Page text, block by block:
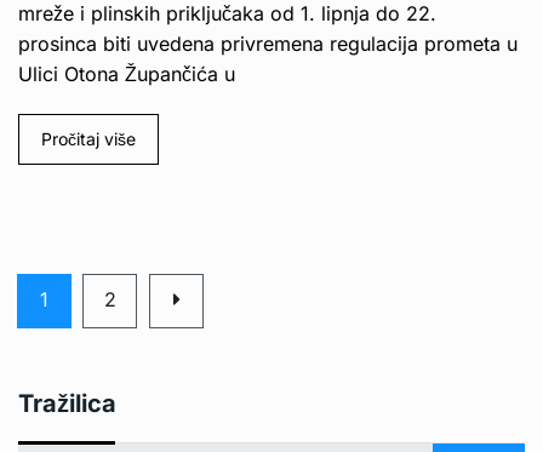
mreže i plinskih priključaka od 1. lipnja do 22.
prosinca biti uvedena privremena regulacija prometa u
Ulici Otona Župančića u
Pročitaj više
1 2
Tražilica